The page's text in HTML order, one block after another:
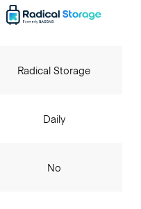
Radical Storage
Daily
No